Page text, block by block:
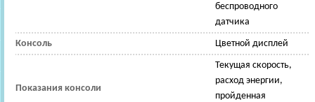
беспроводного
датчика
Консоль Цветной дисплей
Показания консоли
Текущая скорость,
расход энергии,
пройденная